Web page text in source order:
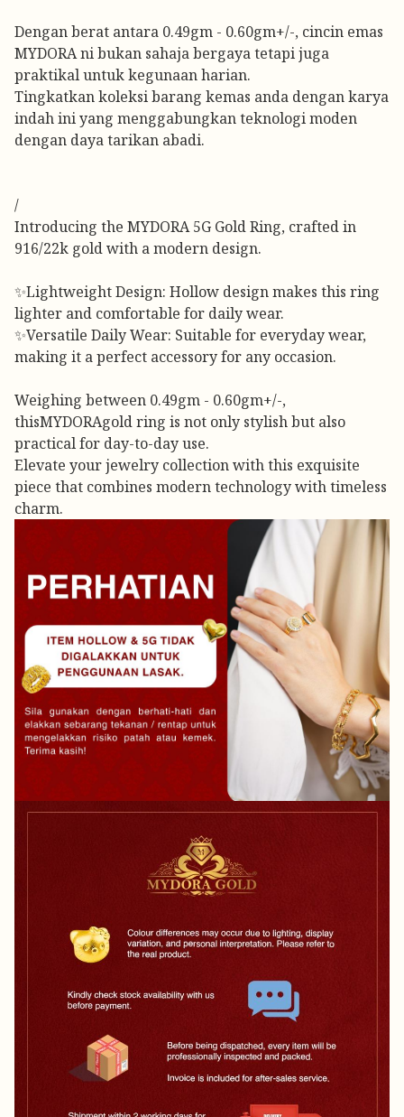
Dengan berat antara 0.49gm - 0.60gm+/-, cincin emas
MYDORA ni bukan sahaja bergaya tetapi juga
praktikal untuk kegunaan harian.
Tingkatkan koleksi barang kemas anda dengan karya
indah ini yang menggabungkan teknologi moden
dengan daya tarikan abadi.
/
Introducing the MYDORA 5G Gold Ring, crafted in
916/22k gold with a modern design.
✨Lightweight Design: Hollow design makes this ring
lighter and comfortable for daily wear.
✨Versatile Daily Wear: Suitable for everyday wear,
making it a perfect accessory for any occasion.
Weighing between 0.49gm - 0.60gm+/-,
thisMYDORAgold ring is not only stylish but also
practical for day-to-day use.
Elevate your jewelry collection with this exquisite
piece that combines modern technology with timeless
charm.